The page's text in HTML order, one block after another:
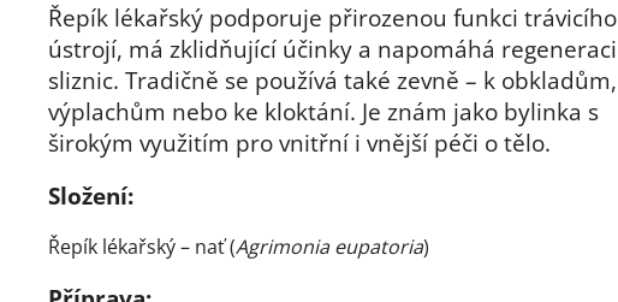
Řepík lékařský podporuje přirozenou funkci trávicího
ústrojí, má zklidňující účinky a napomáhá regeneraci
sliznic. Tradičně se používá také zevně – k obkladům,
výplachům nebo ke kloktání. Je znám jako bylinka s
širokým využitím pro vnitřní i vnější péči o tělo.
Složení:
Řepík lékařský – nať (Agrimonia eupatoria)